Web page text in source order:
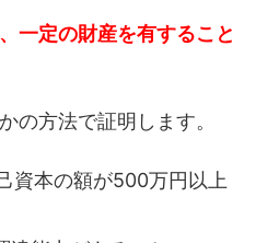
一定の財産を有すること
の方法で証明します。
資本の額が500万円以上